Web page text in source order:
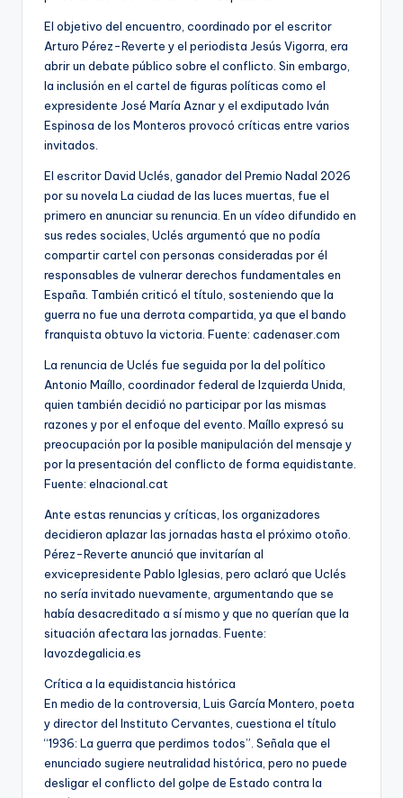
El objetivo del encuentro, coordinado por el escritor
Arturo Pérez-Reverte y el periodista Jesús Vigorra, era
abrir un debate público sobre el conflicto. Sin embargo,
la inclusión en el cartel de figuras políticas como el
expresidente José María Aznar y el exdiputado Iván
Espinosa de los Monteros provocó críticas entre varios
invitados.
El escritor David Uclés, ganador del Premio Nadal 2026
por su novela La ciudad de las luces muertas, fue el
primero en anunciar su renuncia. En un vídeo difundido en
sus redes sociales, Uclés argumentó que no podía
compartir cartel con personas consideradas por él
responsables de vulnerar derechos fundamentales en
España. También criticó el título, sosteniendo que la
guerra no fue una derrota compartida, ya que el bando
franquista obtuvo la victoria. Fuente: cadenaser.com
La renuncia de Uclés fue seguida por la del político
Antonio Maíllo, coordinador federal de Izquierda Unida,
quien también decidió no participar por las mismas
razones y por el enfoque del evento. Maíllo expresó su
preocupación por la posible manipulación del mensaje y
por la presentación del conflicto de forma equidistante.
Fuente: elnacional.cat
Ante estas renuncias y críticas, los organizadores
decidieron aplazar las jornadas hasta el próximo otoño.
Pérez-Reverte anunció que invitarían al
exvicepresidente Pablo Iglesias, pero aclaró que Uclés
no sería invitado nuevamente, argumentando que se
había desacreditado a sí mismo y que no querían que la
situación afectara las jornadas. Fuente:
lavozdegalicia.es
Crítica a la equidistancia histórica
En medio de la controversia, Luis García Montero, poeta
y director del Instituto Cervantes, cuestiona el título
“1936: La guerra que perdimos todos”. Señala que el
enunciado sugiere neutralidad histórica, pero no puede
desligar el conflicto del golpe de Estado contra la